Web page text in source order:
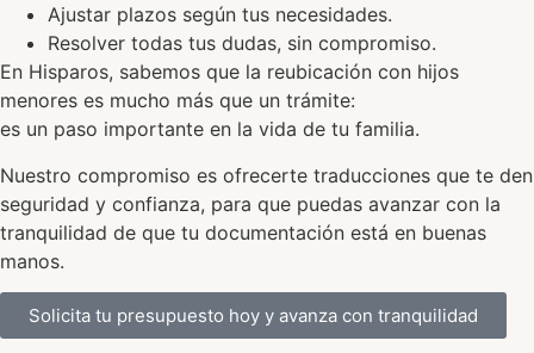
Ajustar plazos según tus necesidades.
Resolver todas tus dudas, sin compromiso.
En Hisparos, sabemos que la reubicación con hijos
menores es mucho más que un trámite:
es un paso importante en la vida de tu familia.
Nuestro compromiso es ofrecerte traducciones que te den
seguridad y confianza, para que puedas avanzar con la
tranquilidad de que tu documentación está en buenas
manos.
Solicita tu presupuesto hoy y avanza con tranquilidad